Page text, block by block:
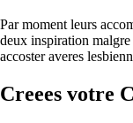
Par moment leurs
deux inspiration
accoster averes
Creees votre